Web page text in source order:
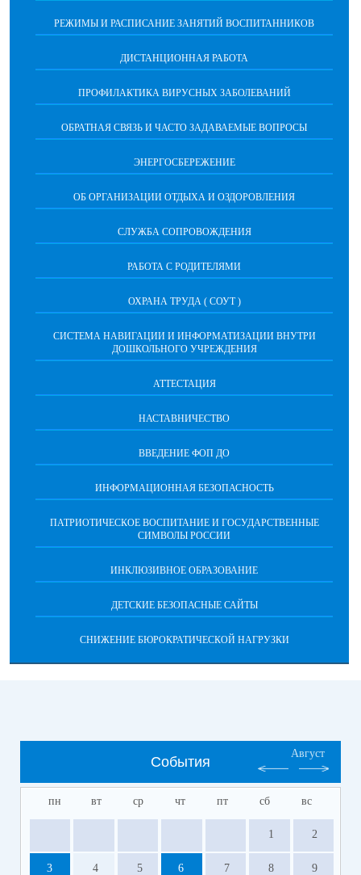
РЕЖИМЫ И РАСПИСАНИЕ ЗАНЯТИЙ ВОСПИТАННИКОВ
ДИСТАНЦИОННАЯ РАБОТА
ПРОФИЛАКТИКА ВИРУСНЫХ ЗАБОЛЕВАНИЙ
ОБРАТНАЯ СВЯЗЬ И ЧАСТО ЗАДАВАЕМЫЕ ВОПРОСЫ
ЭНЕРГОСБЕРЕЖЕНИЕ
ОБ ОРГАНИЗАЦИИ ОТДЫХА И ОЗДОРОВЛЕНИЯ
СЛУЖБА СОПРОВОЖДЕНИЯ
РАБОТА С РОДИТЕЛЯМИ
ОХРАНА ТРУДА ( СОУТ )
СИСТЕМА НАВИГАЦИИ И ИНФОРМАТИЗАЦИИ ВНУТРИ
ДОШКОЛЬНОГО УЧРЕЖДЕНИЯ
АТТЕСТАЦИЯ
НАСТАВНИЧЕСТВО
ВВЕДЕНИЕ ФОП ДО
ИНФОРМАЦИОННАЯ БЕЗОПАСНОСТЬ
ПАТРИОТИЧЕСКОЕ ВОСПИТАНИЕ И ГОСУДАРСТВЕННЫЕ
СИМВОЛЫ РОССИИ
ИНКЛЮЗИВНОЕ ОБРАЗОВАНИЕ
ДЕТСКИЕ БЕЗОПАСНЫЕ САЙТЫ
СНИЖЕНИЕ БЮРОКРАТИЧЕСКОЙ НАГРУЗКИ
События
Август
пн вт ср чт пт сб вс
1 2
3 4 5 6 7 8 9